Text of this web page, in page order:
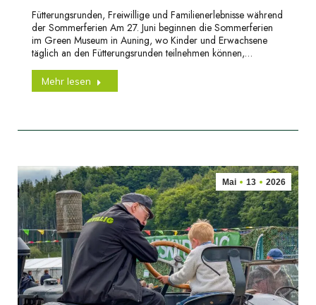
Fütterungsrunden, Freiwillige und Familienerlebnisse während
der Sommerferien Am 27. Juni beginnen die Sommerferien
im Green Museum in Auning, wo Kinder und Erwachsene
täglich an den Fütterungsrunden teilnehmen können,…
Mehr lesen
Mai 13 2026